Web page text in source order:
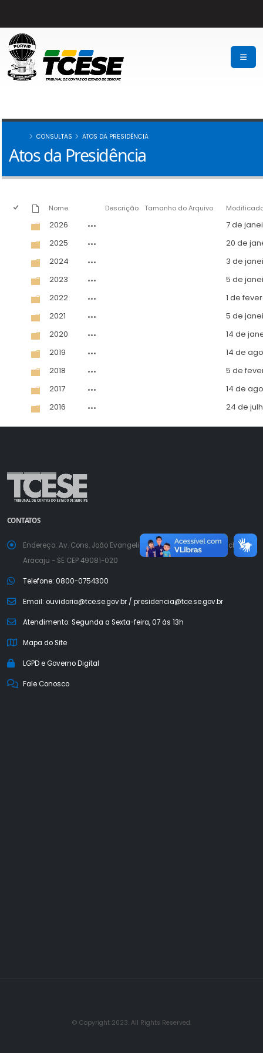
CONSULTAS ATOS DA PRESIDÊNCIA
Atos da Presidência
Nome Descrição Tamanho do Arquivo
2026
7 de
2025
20 de
2024
3 de
2023
5 de
2022
1 de
2021
5 de
2020
14 de
2019
14 de
2018
5 de
2017
14 de
2016
24 de
a a normal
CONTATOS
Endereço: Av. Cons. João Evangelista Maciel Porto, S/N Capucho,
Aracaju - SE CEP 49081-020
Telefone: 0800-0754300
Email: ouvidoria@tce.se.gov.br / presidencia@tce.se.gov.br
Atendimento: Segunda a Sexta-feira, 07 às 13h
Mapa do Site
LGPD e Governo Digital
Fale Conosco
© Copyright 2023. All Rights Reserved.